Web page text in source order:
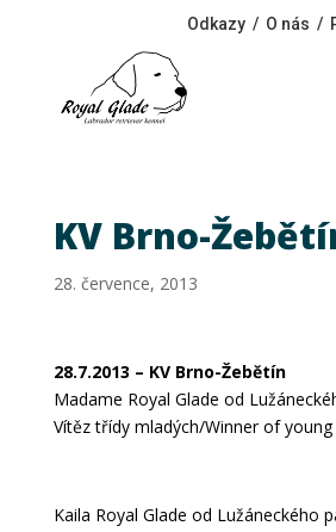
Odkazy / O nás /
KV Brno-
28. července, 2013
28.7.2013 – KV Brno-Žebětín
Madame Royal Glade od
Vítěz třídy mladých/Winner of young
Kaila Royal Glade od Lužáneckého